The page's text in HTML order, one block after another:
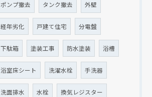
ポンプ撤去 タンク撤去 外壁
経年劣化 戸建て住宅 分電盤
下駄箱 塗装工事 防水塗装 浴槽
浴室床シート 洗濯水栓 手洗器
洗面排水 水栓 換気レジスター